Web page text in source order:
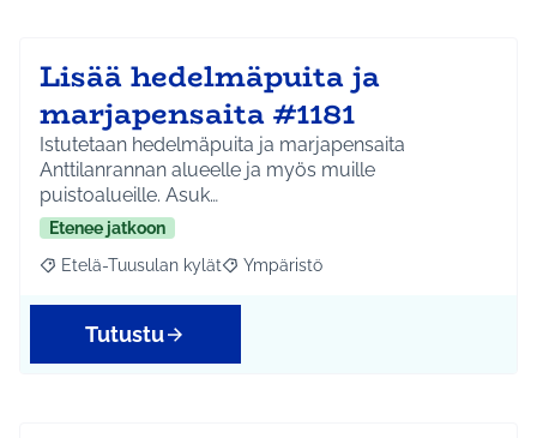
Lisää hedelmäpuita ja
marjapensaita #1181
Istutetaan hedelmäpuita ja marjapensaita
Anttilanrannan alueelle ja myös muille
puistoalueille. Asuk…
Etenee jatkoon
Rajaa tulokset aihepiirin mukaan: Etelä-Tuusulan kylät
Etelä-Tuusulan kylät Rajaa tulokset teeman mukaan:
Ympäristö
Tutustu